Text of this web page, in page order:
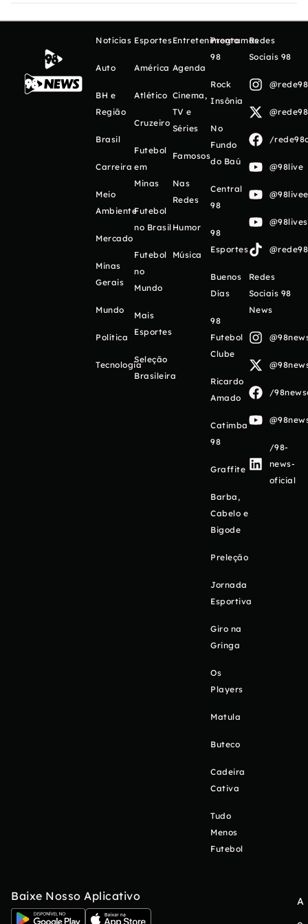
Notícias
Auto
BH e
Região
Brasil
Carreira
Meio
Ambiente
Mercado
Minas
Gerais
Mundo
Política
Tecnologia
Esportes
América
Atlético
Cruzeiro
Futebol
em
Minas
Futebol
no Brasil
Futebol
no
Mundo
Mais
Esportes
Seleção
Brasileira
Entretenimento
Agenda
Cinema,
TV e
Séries
Famosos
Nas
Redes
Humor
Música
Programas
98
Rock
Insônia
No
Fundo
do Baú
Central
98
98
Esportes
Buenos
Días
98
Futebol
Clube
Ricardo
Amado
Catimba
98
Graffite
Barba,
Cabelo e
Bigode
Preleção
Jornada
Esportiva
Giro na
Gringa
Os
Players
Matula
Buteco
Cadeira
Cativa
Tudo
Menos
Futebol
Redes
Sociais 98
/
@98live
Redes
Sociais 98
News
/
/98-
news-
oficial
Baixe Nosso Aplicativo
A